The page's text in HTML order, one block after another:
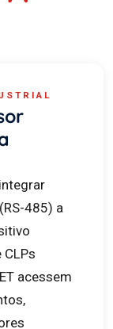
485) a
CLPs
acessem